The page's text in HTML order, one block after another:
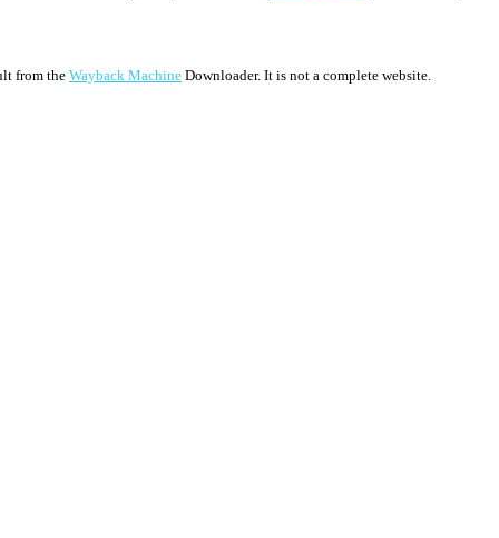
from the Wayback Machine Downloader. It is not a complete website.